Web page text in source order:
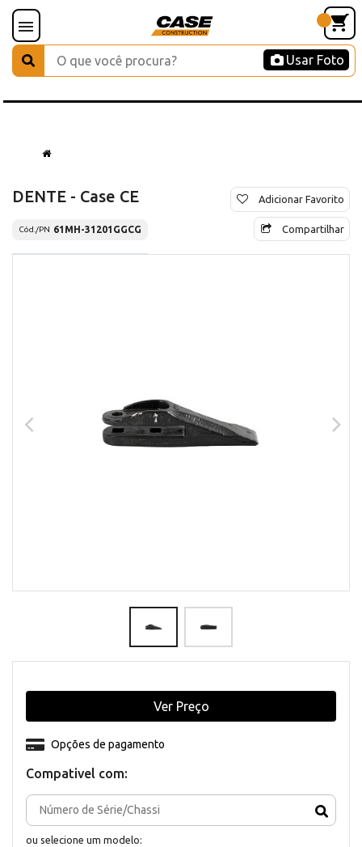
Usar Foto
DENTE - Case CE
Cód./PN 61MH-31201GGCG
Adicionar Favorito
Compartilhar
Compativel com:
ou selecione um modelo:
Opções de pagamento
Ver Preço